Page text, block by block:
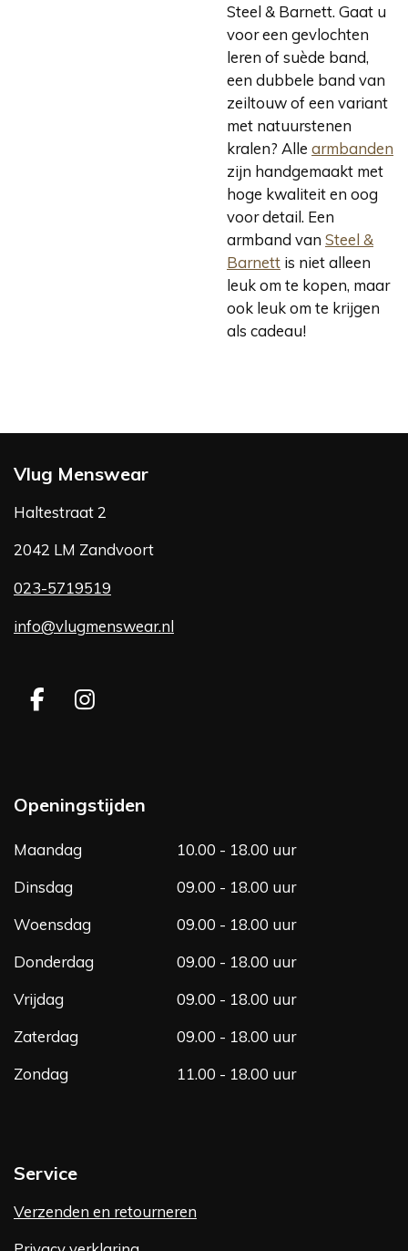
Steel & Barnett. Gaat u
voor een gevlochten
leren of suède band,
een dubbele band van
zeiltouw of een variant
met natuurstenen
kralen? Alle armbanden
zijn handgemaakt met
hoge kwaliteit en oog
voor detail. Een
armband van Steel &
Barnett is niet alleen
leuk om te kopen, maar
ook leuk om te krijgen
als cadeau!
Vlug Menswear
Haltestraat 2
2042 LM Zandvoort
023-5719519
info@vlugmenswear.nl
F
b
o
o
k
I
a
g
Openingstijden
Maandag
10.00 - 18.00 uur
Dinsdag
09.00 - 18.00 uur
Woensdag
09.00 - 18.00 uur
Donderdag
09.00 - 18.00 uur
Vrijdag
09.00 - 18.00 uur
Zaterdag
09.00 - 18.00 uur
Zondag
11.00 - 18.00 uur
Service
Verzenden en retourneren